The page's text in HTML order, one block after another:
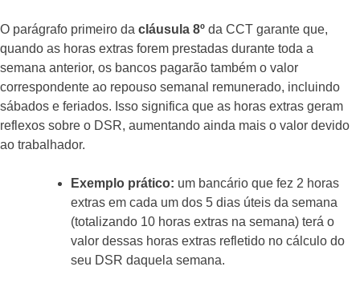
O parágrafo primeiro da cláusula 8º da CCT garante que,
quando as horas extras forem prestadas durante toda a
semana anterior, os bancos pagarão também o valor
correspondente ao repouso semanal remunerado, incluindo
sábados e feriados. Isso significa que as horas extras geram
reflexos sobre o DSR, aumentando ainda mais o valor devido
ao trabalhador.
Exemplo prático: um bancário que fez 2 horas
extras em cada um dos 5 dias úteis da semana
(totalizando 10 horas extras na semana) terá o
valor dessas horas extras refletido no cálculo do
seu DSR daquela semana.